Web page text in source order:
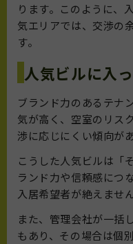
ります。このように、
気エリアでは、交渉の
す。
人気ビルに入
ブランド力のあるテナ
気が高く、空室のリス
渉に応じにくい傾向が
こうした人気ビルは「
ランド力や信頼感につ
入居希望者が絶えません
また、管理会社が一括
もあり、その場合は個